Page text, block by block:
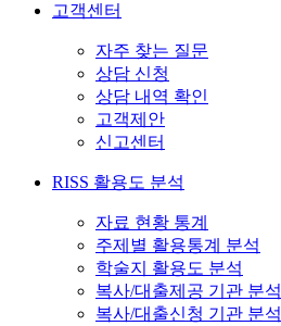
고객센터
자주 찾는 질문
상담 신청
상담 내역 확인
고객제안
신고센터
RISS 활용도 분석
자료 현황 통계
주제별 활용통계 분석
학술지 활용도 분석
복사/대출제공 기관 분석
복사/대출신청 기관 분석